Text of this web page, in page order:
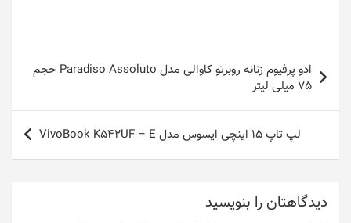
راهبری
نوشته
ادو پرفیوم زنانه روبرتو کاوالی مدل Paradiso Assoluto حجم
75 میلی لیتر
لپ تاپ 15 اینچی ایسوس مدل VivoBook K542UF – E
دیدگاهتان را بنویسید